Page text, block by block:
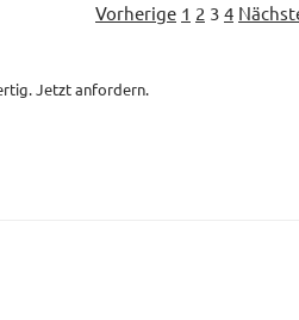
Vorherige 1 2 3 4
Jetzt anfordern.